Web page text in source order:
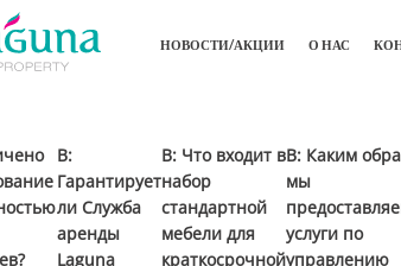
НОВОСТИ/АКЦИИ О НАС
В:
Гарантирует
ли Служба
аренды
Laguna
В: Что входит в
набор
стандартной
мебели для
краткосрочной
В: Каким
мы
услуги по
управлению